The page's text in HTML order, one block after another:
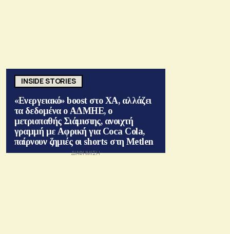
INSIDE STORIES
«Ενεργειακό» boost στο ΧΑ, αλλάζει
τα δεδομένα ο ΑΔΜΗΕ, ο
μετριοπαθής Σιάμισιης, ανοιχτή
γραμμή με Αφρική για Coca Cola,
παίρνουν ζημιές οι shorts στη Metlen